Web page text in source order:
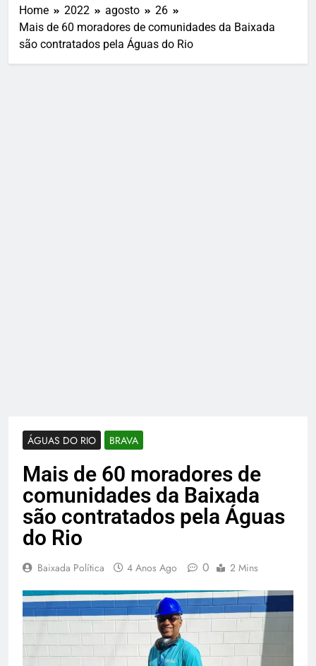
Home 2022 agosto
26
Mais de 60 moradores de comunidades da Baixada
são contratados pela Águas do Rio
ÁGUAS DO RIO BRAVA
Mais de 60 moradores de
comunidades da Baixada
são contratados pela Águas
do Rio
Baixada Política 4 Anos Ago 0 2 Mins